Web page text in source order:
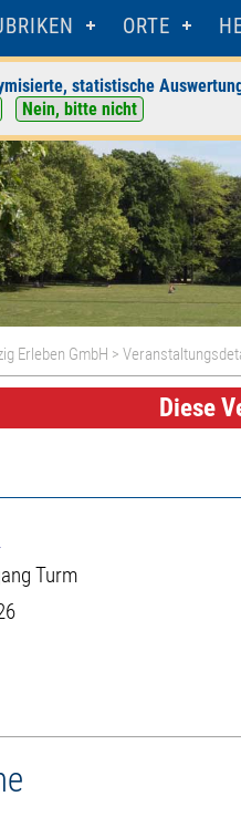
ORTE
statistische
Nein, bitte nicht
Erleben GmbH >
Diese
Turm